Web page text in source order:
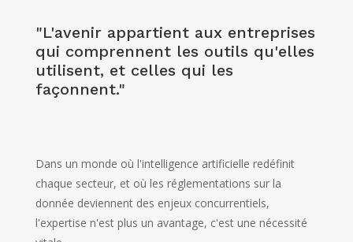
"L'avenir appartient aux entreprises
qui comprennent les outils qu'elles
utilisent, et celles qui les
façonnent."
Dans un monde où l'intelligence artificielle redéfinit
chaque secteur, et où les réglementations sur la
donnée deviennent des enjeux concurrentiels,
l'expertise n'est plus un avantage, c'est une nécessité